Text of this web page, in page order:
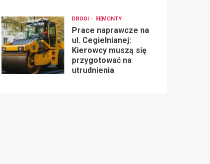
DROGI REMONTY
Prace naprawcze na
ul. Cegielnianej:
Kierowcy muszą się
przygotować na
utrudnienia